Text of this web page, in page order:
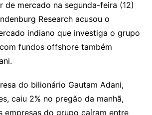
a
m
dI
n
e
a
o
o
g
o
o
M
a
d
s
l
e
de mercado na segunda-feira (12)
Research acusou o
indiano que investiga o grupo
fundos offshore também
do bilionário Gautam Adani,
caiu 2% no pregão da manhã,
empresas do grupo caíram entre